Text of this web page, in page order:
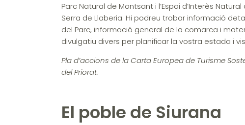
Parc Natural de Montsant i l’Espai d’Interès Natural
Serra de Llaberia. Hi podreu trobar informació
del Parc, informació general de la comarca i
divulgatiu divers per planificar la vostra estada i
Pla d’accions de la Carta Europea de Turisme
del Priorat.
El poble de Siurana